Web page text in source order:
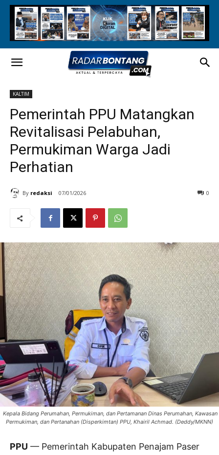
KALTIM
Pemerintah PPU Matangkan
Revitalisasi Pelabuhan,
Permukiman Warga Jadi
Perhatian
By redaksi 07/01/2026 0
Kepala Bidang Perumahan, Permukiman, dan Pertamanan Dinas Perumahan, Kawasan
Permukiman, dan Pertanahan (Disperkimtan) PPU, Khairil Achmad. (Deddy/MKNN)
PPU — Pemerintah Kabupaten Penajam Paser